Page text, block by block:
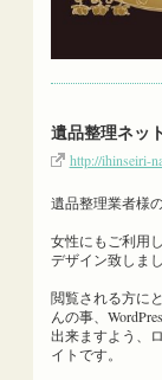
遺品整理ネッ
http://ihinseiri-
遺品整理業者様
女性にもご利用
デザイン致しまし
閲覧される方に
んの事、
出来ますよう、
イトです。